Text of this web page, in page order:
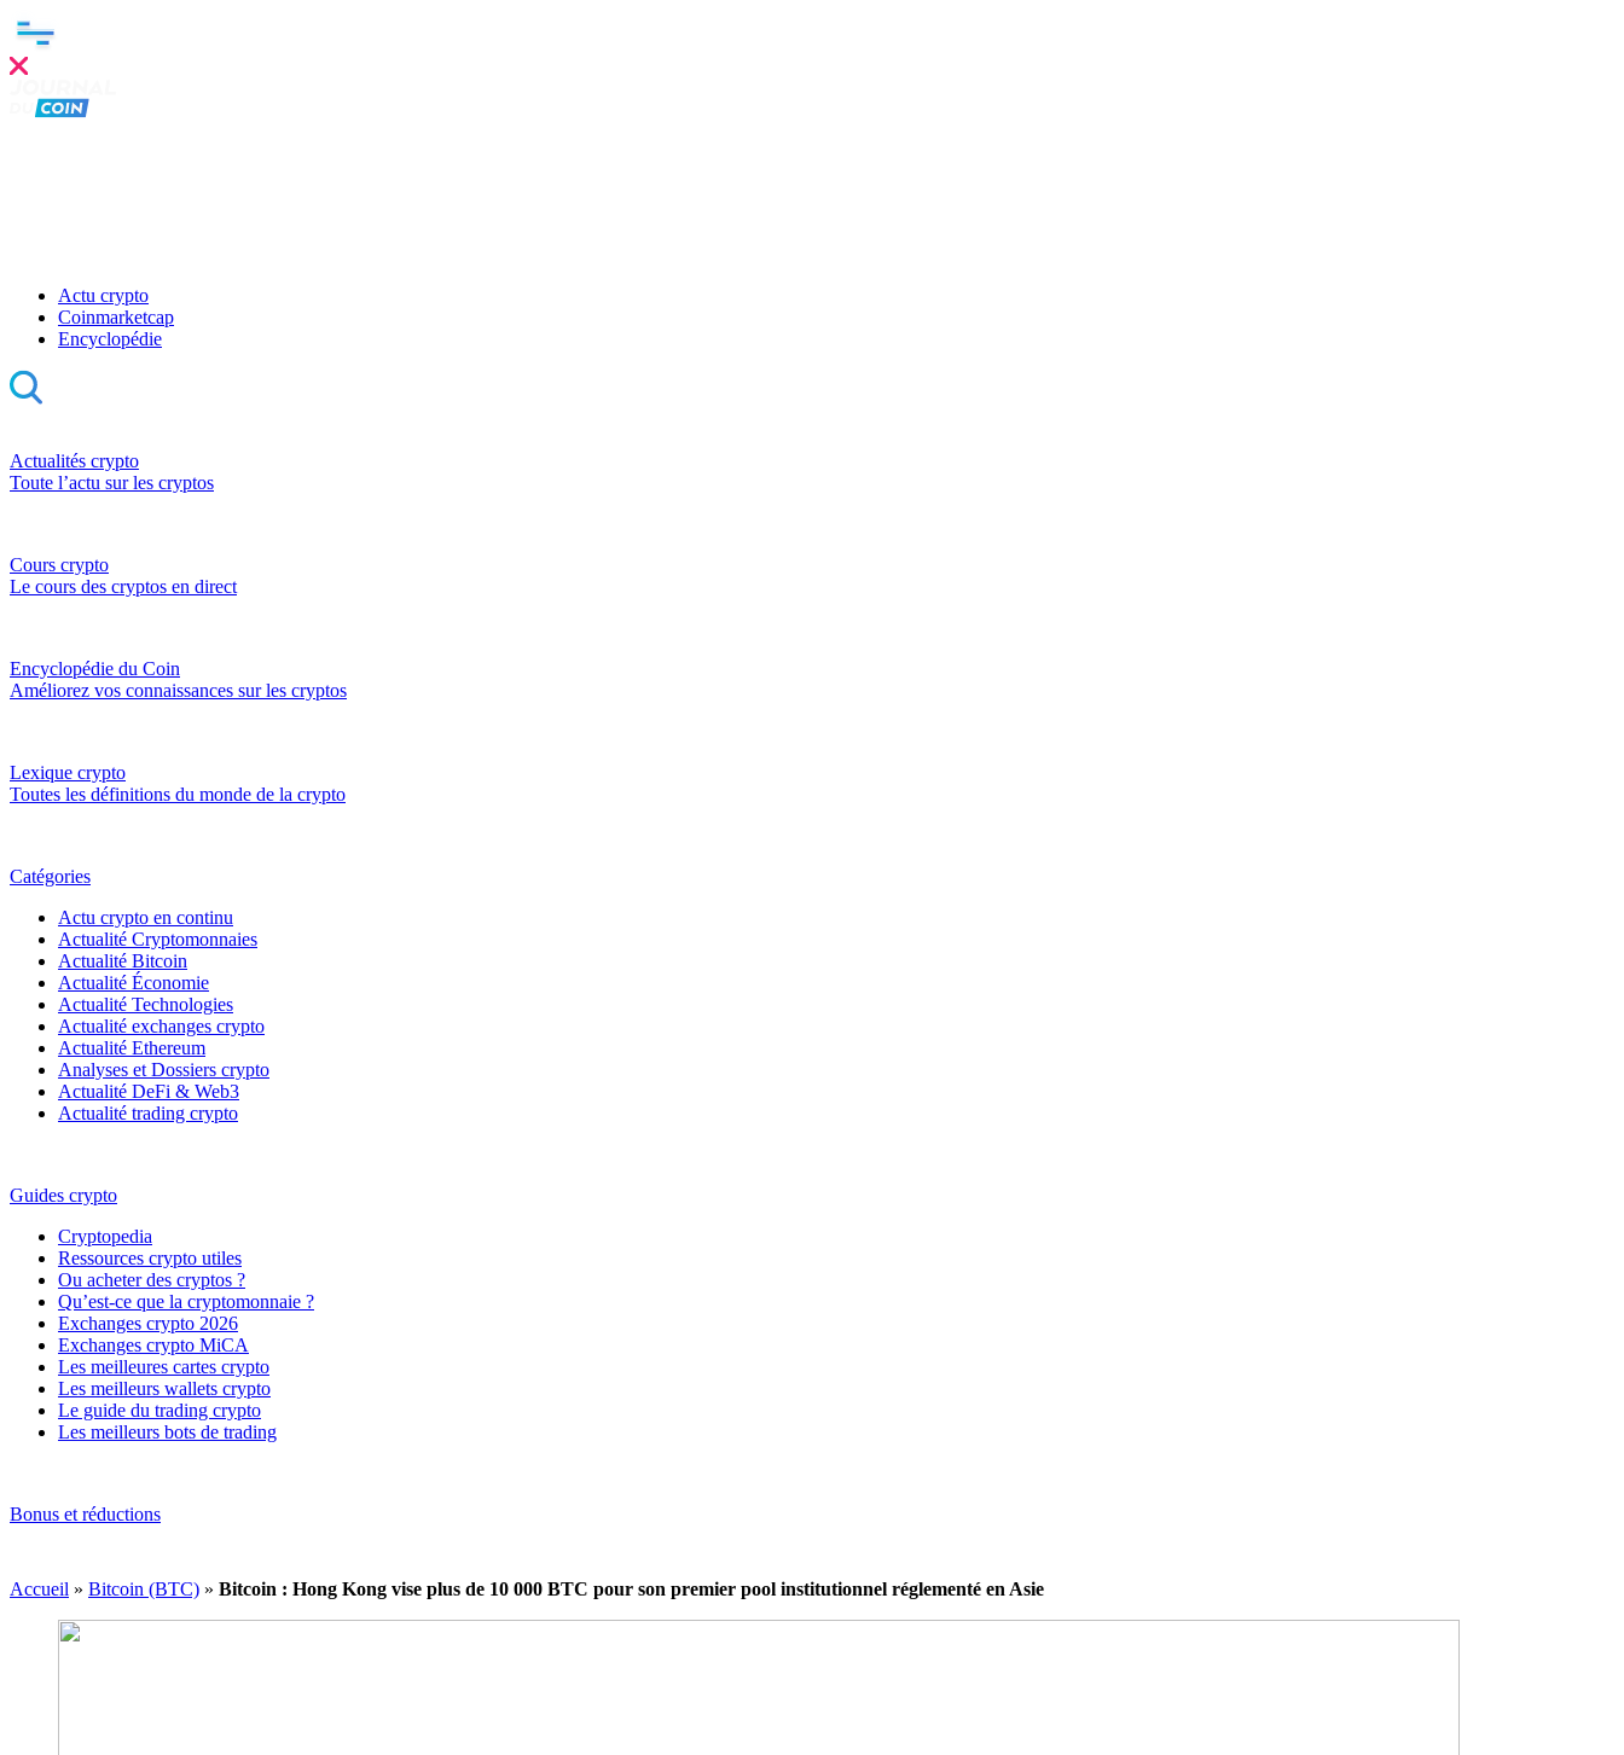
Actu crypto
Coinmarketcap
Encyclopédie
Actualités crypto
Toute l’actu sur les cryptos
Cours crypto
Le cours des cryptos en direct
Encyclopédie du Coin
Améliorez vos connaissances sur les cryptos
Lexique crypto
Toutes les définitions du monde de la crypto
Catégories
Actu crypto en continu
Actualité Cryptomonnaies
Actualité Bitcoin
Actualité Économie
Actualité Technologies
Actualité exchanges crypto
Actualité Ethereum
Analyses et Dossiers crypto
Actualité DeFi & Web3
Actualité trading crypto
Guides crypto
Cryptopedia
Ressources crypto utiles
Ou acheter des cryptos ?
Qu’est-ce que la cryptomonnaie ?
Exchanges crypto 2026
Exchanges crypto MiCA
Les meilleures cartes crypto
Les meilleurs wallets crypto
Le guide du trading crypto
Les meilleurs bots de trading
Bonus et réductions
Accueil » Bitcoin (BTC) » Bitcoin : Hong Kong vise plus de 10 000 BTC pour son premier pool institutionnel réglementé en Asie